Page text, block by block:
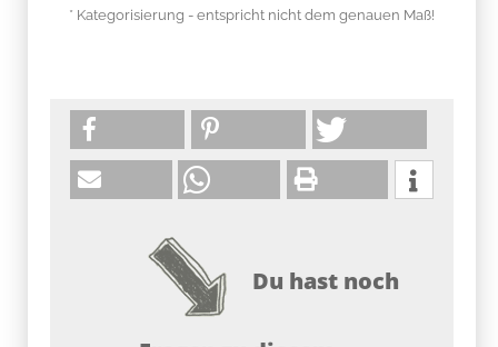
* Kategorisierung - entspricht nicht dem genauen Maß!
Du hast noch